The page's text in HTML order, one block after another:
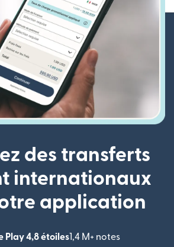
des transferts
internationaux
application
Play 4,8 étoiles1,4 M+ notes